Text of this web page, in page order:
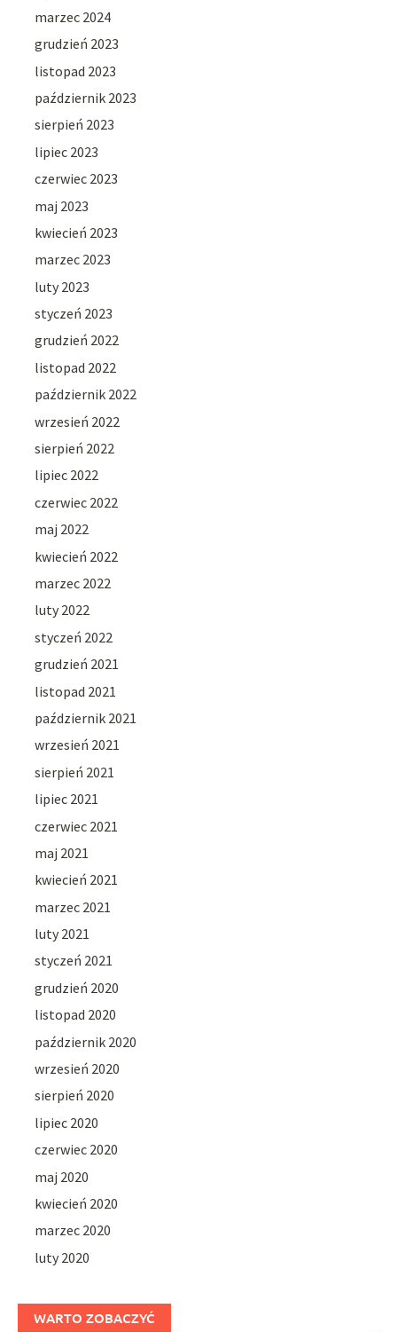
marzec 2024
grudzień 2023
listopad 2023
październik 2023
sierpień 2023
lipiec 2023
czerwiec 2023
maj 2023
kwiecień 2023
marzec 2023
luty 2023
styczeń 2023
grudzień 2022
listopad 2022
październik 2022
wrzesień 2022
sierpień 2022
lipiec 2022
czerwiec 2022
maj 2022
kwiecień 2022
marzec 2022
luty 2022
styczeń 2022
grudzień 2021
listopad 2021
październik 2021
wrzesień 2021
sierpień 2021
lipiec 2021
czerwiec 2021
maj 2021
kwiecień 2021
marzec 2021
luty 2021
styczeń 2021
grudzień 2020
listopad 2020
październik 2020
wrzesień 2020
sierpień 2020
lipiec 2020
czerwiec 2020
maj 2020
kwiecień 2020
marzec 2020
luty 2020
WARTO ZOBACZYĆ